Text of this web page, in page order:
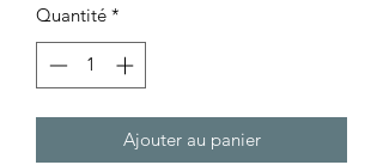
Quantité *
Ajouter au panier